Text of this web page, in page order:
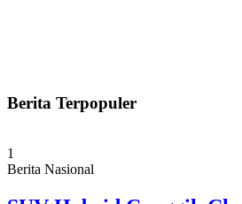
Berita Terpopuler
1
Berita Nasional